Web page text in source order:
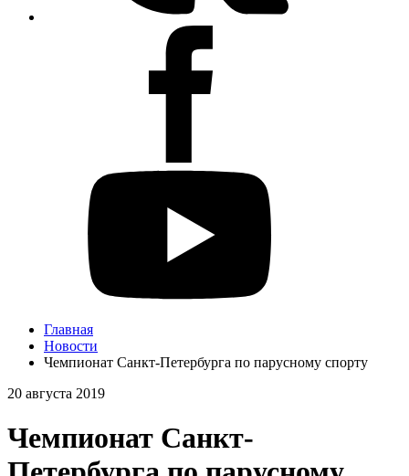
Главная
Новости
Чемпионат Санкт-Петербурга по парусному спорту
20 августа 2019
Чемпионат Санкт-